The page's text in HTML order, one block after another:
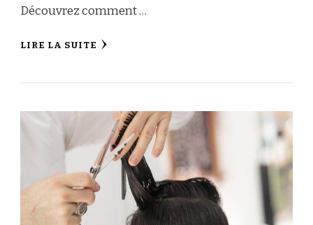
Découvrez comment …
LIRE LA SUITE